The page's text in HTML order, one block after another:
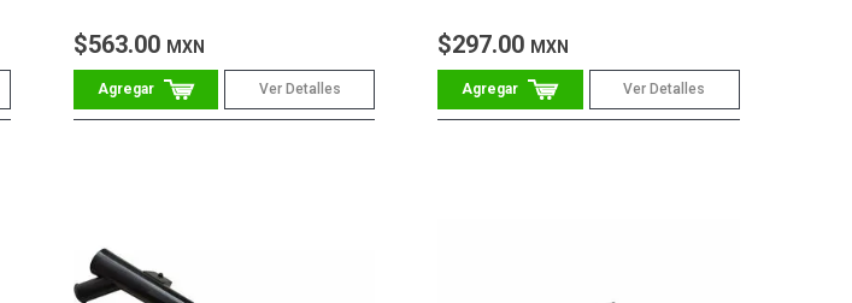
$563.00 MXN
Ver Detalles
$297.00 MXN
Ver Detalles